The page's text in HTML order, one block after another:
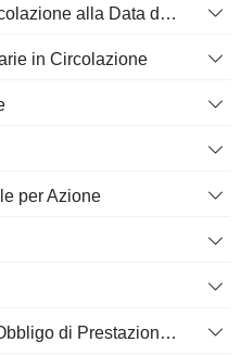
Totale delle Azioni in Circolazione alla Data di Deposito
in Circolazione
per Azione
Debito Equivalente dell'Obbligo di Prestazione Progettata Non Finanziata